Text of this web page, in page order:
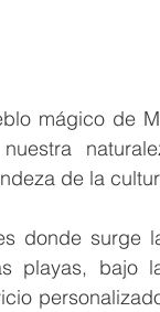
mágico de
de la
donde surge
playas, bajo